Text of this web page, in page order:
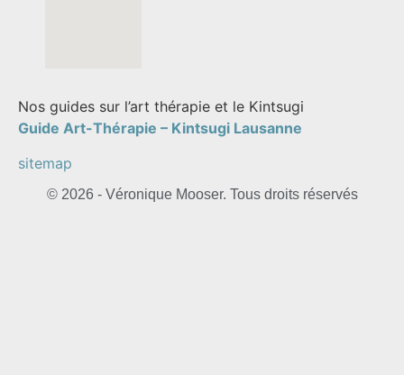
Nos guides sur l’art thérapie et le Kintsugi
Guide Art-Thérapie – Kintsugi Lausanne
sitemap
© 2026 - Véronique Mooser. Tous droits réservés